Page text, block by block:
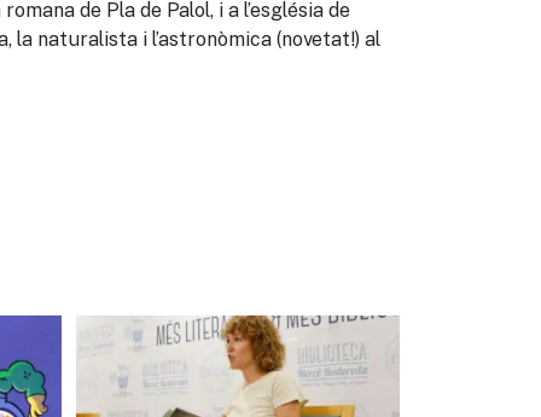
de Pla de Palol, i a l’església de
la naturalista i l’astronòmica (novetat!) al